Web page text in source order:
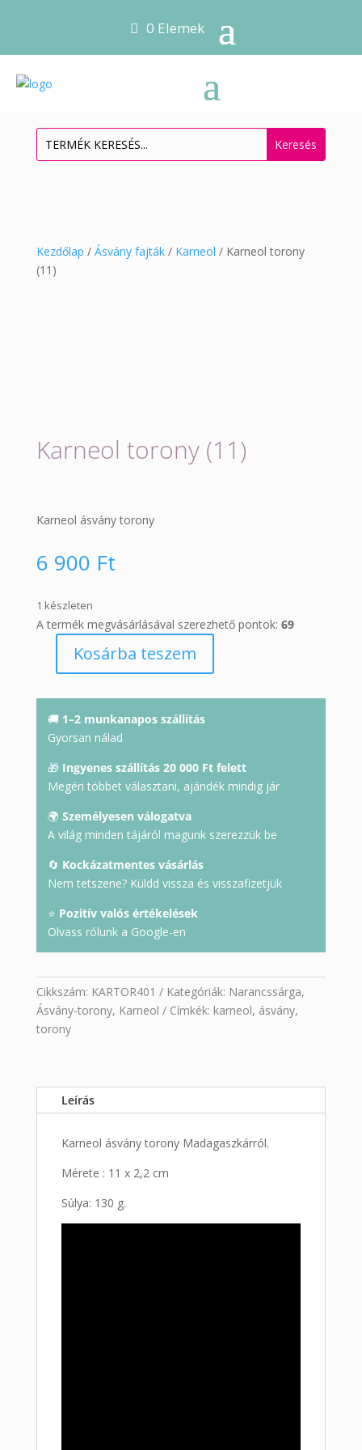
0 Elemek
Kezdőlap / Ásvány fajták/ Karneol / Karneol torony
(11)
Karneol torony (11)
Karneol ásvány torony
6 900 Ft
1 készleten
A termék megvásárlásával szerezhető pontok: 69
Karneol
(11)
mennyiség
Kosárba teszem
🚚 1–2 munkanapos szállítás
Gyorsan nálad
🎁 Ingyenes szállítás 20 000 Ft felett
Megéri többet választani, ajándék mindig jár
🌍 Személyesen válogatva
A világ minden tájáról magunk szerezzük be
🔄 Kockázatmentes vásárlás
Nem tetszene? Küldd vissza és visszafizetjük
⭐ Pozitív valós értékelések
Olvass rólunk a Google-en
Cikkszám: KARTOR401 Kategóriák: Narancssárga,
Ásvány-torony, Karneol Címkék: karneol, ásvány,
torony
Leírás
Karneol ásvány torony Madagaszkárról.
Mérete : 11 x 2,2 cm
Súlya: 130 g.